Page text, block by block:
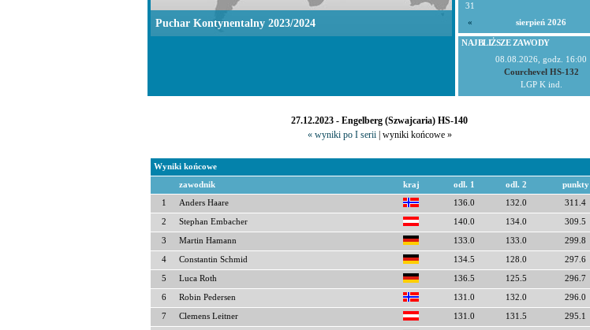
31
«
sierpień 2026
NAJBLIŻSZE ZAWODY
08.08.2026, godz. 16:00
Courchevel HS-132
LGP K ind.
27.12.2023 - Engelberg (Szwajcaria) HS-140
« wyniki po I serii| wyniki końcowe »
Wyniki końcowe
zawodnik kraj odl. 1 odl. 2 punkty
1 Anders Haare 136.0 132.0 311.4
2 Stephan Embacher 140.0 134.0 309.5
3 Martin Hamann 133.0 133.0 299.8
4 Constantin Schmid 134.5 128.0 297.6
5 Luca Roth 136.5 125.5 296.7
6 Robin Pedersen 131.0 132.0 296.0
7 Clemens Leitner 131.0 131.5 295.1
Puchar Kontynentalny 2023/2024